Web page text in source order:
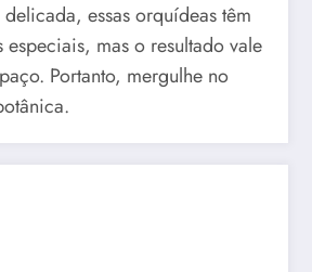
essas orquídeas têm
mas o resultado vale
Portanto, mergulhe no